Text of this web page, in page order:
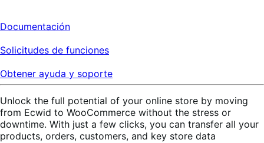
Documentación
Solicitudes de funciones
Obtener ayuda y soporte
Unlock the full potential of your online store by moving
from Ecwid to WooCommerce without the stress or
downtime. With just a few clicks, you can transfer all your
products, orders, customers, and key store data